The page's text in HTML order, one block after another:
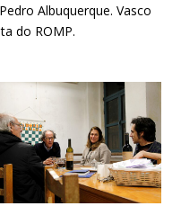
Albuquerque. Vasco
do ROMP.